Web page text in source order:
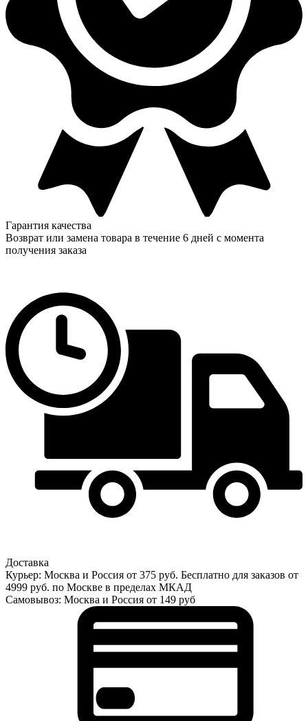
Гарантия качества
Возврат или замена товара в течение 6 дней с момента
получения заказа
Доставка
Курьер: Москва и Россия от 375 руб. Бесплатно для заказов от
4999 руб. по Москве в пределах МКАД
Самовывоз: Москва и Россия от 149 руб